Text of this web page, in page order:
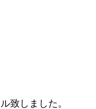
致しました。